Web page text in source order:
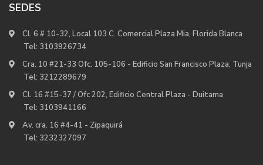
SEDES
Cl. 6 # 10-32, Local 103 C. Comercial Plaza Mia, Florida Blanca
Tel: 3103926734
Cra. 10 #21-33 Ofc. 105-106 - Edificio San Francisco Plaza, Tunja
Tel: 3212289679
Cl. 16 #15-37 / Ofc 202, Edificio Central Plaza - Duitama
Tel: 3103941166
Av. cra. 16 #4-41 - Zipaquirá
Tel: 3232327097